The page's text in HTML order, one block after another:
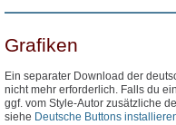
Grafiken
Ein separater Download der
nicht mehr erforderlich. Falls du
ggf. vom Style-Autor zusätzliche
siehe Deutsche Buttons